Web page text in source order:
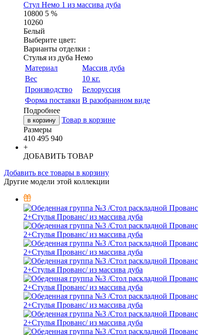
Стул Немо 1 из массива дуба
10800 5 %
10260
Белый
Выберите цвет:
Варианты отделки :
Стулья из дуба Немо
Материал
Массив дуба
Вес
10 кг.
Производство
Белоруссия
Форма поставки В разобранном виде
Подробнее
в корзину
Товар в корзине
Размеры
410 495 940
+
ДОБАВИТЬ ТОВАР
Добавить все товары в корзину
Другие модели этой коллекции